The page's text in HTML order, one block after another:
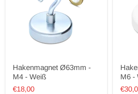
Hakenmagnet Ø63mm -
M4 - Weiß
€18,00
M6 -